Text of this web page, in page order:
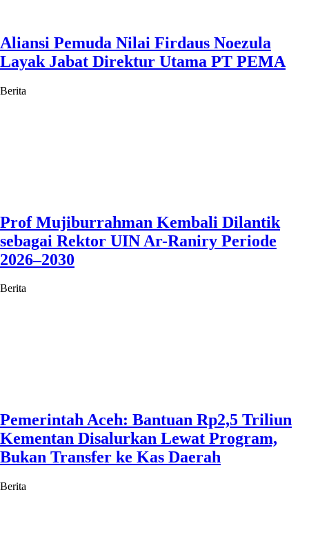
Aliansi Pemuda Nilai Firdaus Noezula
Layak Jabat Direktur Utama PT PEMA
Berita
Prof Mujiburrahman Kembali Dilantik
sebagai Rektor UIN Ar-Raniry Periode
2026–2030
Berita
Pemerintah Aceh: Bantuan Rp2,5 Triliun
Kementan Disalurkan Lewat Program,
Bukan Transfer ke Kas Daerah
Berita